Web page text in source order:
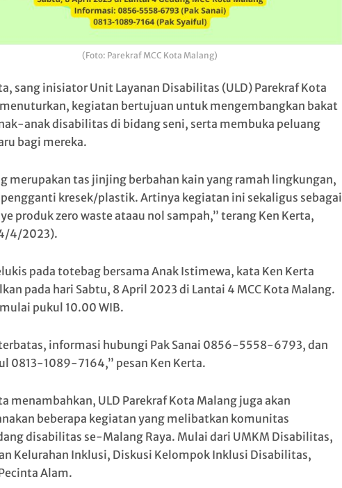
(Foto: Parekraf MCC Kota Malang)
sang inisiator Unit Layanan Disabilitas (ULD) Parekraf Kota
kegiatan bertujuan untuk mengembangkan bakat
anak disabilitas di bidang seni, serta membuka peluang
bagi mereka.
merupakan tas jinjing berbahan kain yang ramah lingkungan,
pengganti kresek/plastik. Artinya kegiatan ini sekaligus sebagai
produk zero waste ataau nol sampah,” terang Ken Kerta,
4/2023).
pada totebag bersama Anak Istimewa, kata Ken Kerta
pada hari Sabtu, 8 April 2023 di Lantai 4 MCC Kota Malang.
pukul 10.00 WIB.
informasi hubungi Pak Sanai 0856-5558-6793, dan
0813-1089-7164,” pesan Ken Kerta.
menambahkan, ULD Parekraf Kota Malang juga akan
beberapa kegiatan yang melibatkan komunitas
disabilitas se-Malang Raya. Mulai dari UMKM Disabilitas,
Kelurahan Inklusi, Diskusi Kelompok Inklusi Disabilitas,
Alam.